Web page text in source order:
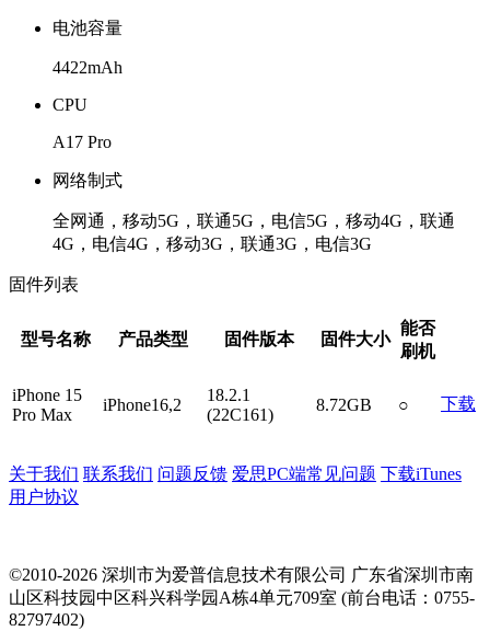
电池容量
4422mAh
CPU
A17 Pro
网络制式
全网通，移动5G，联通5G，电信5G，移动4G，联通
4G，电信4G，移动3G，联通3G，电信3G
固件列表
型号名称 产品类型 固件版本 固件大小
能否
刷机
iPhone 15
Pro Max
iPhone16,2
18.2.1
(22C161)
8.72GB ○ 下载
关于我们 联系我们 问题反馈 爱思PC端常见问题 下载iTunes
用户协议
©2010-2026 深圳市为爱普信息技术有限公司 广东省深圳市南
山区科技园中区科兴科学园A栋4单元709室 (前台电话：0755-
82797402)